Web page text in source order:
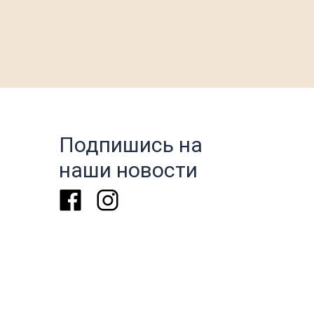
Подпишись на
наши новости
FacebookInstagram